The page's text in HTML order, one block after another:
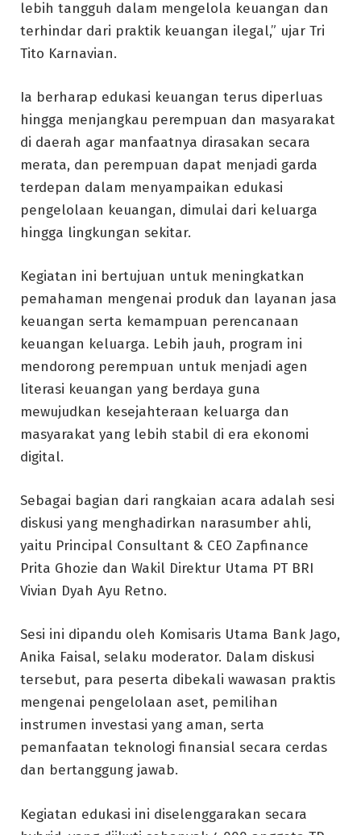
lebih tangguh dalam mengelola keuangan dan
terhindar dari praktik keuangan ilegal,” ujar Tri
Tito Karnavian.
Ia berharap edukasi keuangan terus diperluas
hingga menjangkau perempuan dan masyarakat
di daerah agar manfaatnya dirasakan secara
merata, dan perempuan dapat menjadi garda
terdepan dalam menyampaikan edukasi
pengelolaan keuangan, dimulai dari keluarga
hingga lingkungan sekitar.
Kegiatan ini bertujuan untuk meningkatkan
pemahaman mengenai produk dan layanan jasa
keuangan serta kemampuan perencanaan
keuangan keluarga. Lebih jauh, program ini
mendorong perempuan untuk menjadi agen
literasi keuangan yang berdaya guna
mewujudkan kesejahteraan keluarga dan
masyarakat yang lebih stabil di era ekonomi
digital.
Sebagai bagian dari rangkaian acara adalah sesi
diskusi yang menghadirkan narasumber ahli,
yaitu Principal Consultant & CEO Zapfinance
Prita Ghozie dan Wakil Direktur Utama PT BRI
Vivian Dyah Ayu Retno.
Sesi ini dipandu oleh Komisaris Utama Bank Jago,
Anika Faisal, selaku moderator. Dalam diskusi
tersebut, para peserta dibekali wawasan praktis
mengenai pengelolaan aset, pemilihan
instrumen investasi yang aman, serta
pemanfaatan teknologi finansial secara cerdas
dan bertanggung jawab.
Kegiatan edukasi ini diselenggarakan secara